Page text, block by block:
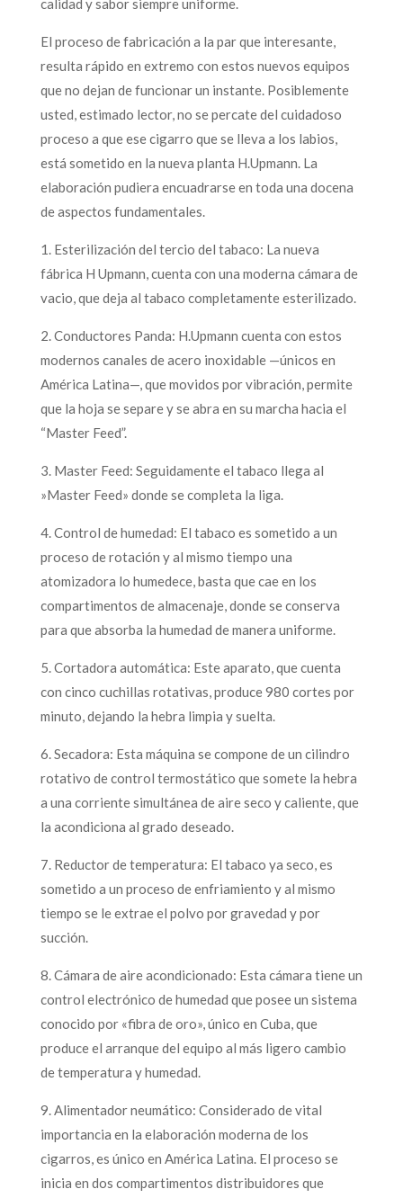
calidad y sabor siempre uniforme.
El proceso de fabricación a la par que interesante,
resulta rápido en extremo con estos nuevos equipos
que no dejan de funcionar un instante. Posiblemente
usted, estimado lector, no se percate del cuidadoso
proceso a que ese cigarro que se lleva a los labios,
está sometido en la nueva planta H.Upmann. La
elaboración pudiera encuadrarse en toda una docena
de aspectos fundamentales.
1. Esterilización del tercio del tabaco: La nueva
fábrica H Upmann, cuenta con una moderna cámara de
vacio, que deja al tabaco completamente esterilizado.
2. Conductores Panda: H.Upmann cuenta con estos
modernos canales de acero inoxidable —únicos en
América Latina—, que movidos por vibración, permite
que la hoja se separe y se abra en su marcha hacia el
“Master Feed”.
3. Master Feed: Seguidamente el tabaco llega al
»Master Feed» donde se completa la liga.
4. Control de humedad: El tabaco es sometido a un
proceso de rotación y al mismo tiempo una
atomizadora lo humedece, basta que cae en los
compartimentos de almacenaje, donde se conserva
para que absorba la humedad de manera uniforme.
5. Cortadora automática: Este aparato, que cuenta
con cinco cuchillas rotativas, produce 980 cortes por
minuto, dejando la hebra limpia y suelta.
6. Secadora: Esta máquina se compone de un cilindro
rotativo de control termostático que somete la hebra
a una corriente simultánea de aire seco y caliente, que
la acondiciona al grado deseado.
7. Reductor de temperatura: El tabaco ya seco, es
sometido a un proceso de enfriamiento y al mismo
tiempo se le extrae el polvo por gravedad y por
succión.
8. Cámara de aire acondicionado: Esta cámara tiene un
control electrónico de humedad que posee un sistema
conocido por «fibra de oro», único en Cuba, que
produce el arranque del equipo al más ligero cambio
de temperatura y humedad.
9. Alimentador neumático: Considerado de vital
importancia en la elaboración moderna de los
cigarros, es único en América Latina. El proceso se
inicia en dos compartimentos distribuidores que